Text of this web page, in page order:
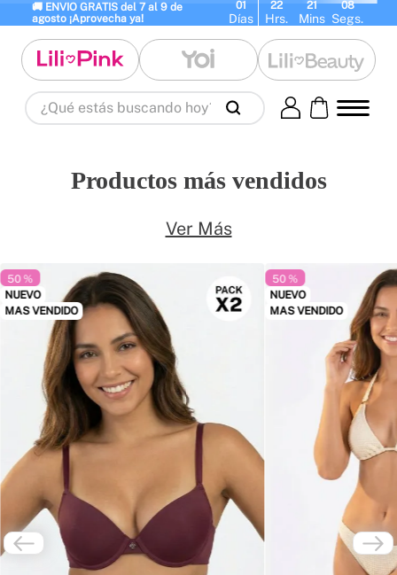
🚚 ENVIO GRATIS del 7 al 9 de
agosto ¡Aprovecha ya!
01
Días
22
Hrs.
21
Mins
08
Segs.
¿Qué estás buscando hoy?
termo 5. body 6 . splashs
8. perfume
Productos más vendidos
Ver Más
50 %
NUEVO
MAS VENDIDO
50 %
NUEVO
MAS VENDIDO